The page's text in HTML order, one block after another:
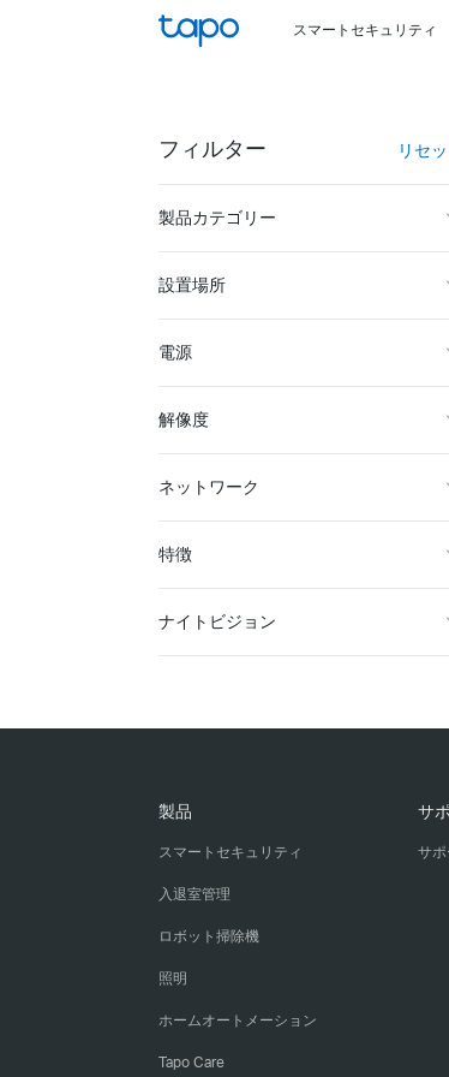
スマートセキュリティ
フィルター リセ
製品カテゴリー
設置場所
電源
解像度
ネットワーク
特徴
ナイトビジョン
製品
スマートセキュリティ
入退室管理
ロボット掃除機
照明
ホームオートメーション
Tapo Care
サ
サ